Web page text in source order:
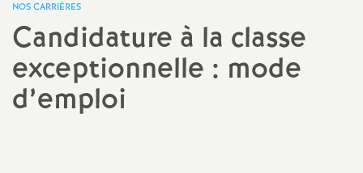
a
t
NOS CARRIÈRES
Candidature à la classe
exceptionnelle : mode
d’emploi